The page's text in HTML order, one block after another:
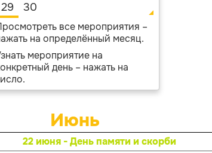
29
30
все мероприятия –
на определённый месяц.
мероприятие на
день – нажать на
Июнь
22 июня - День памяти и скорби